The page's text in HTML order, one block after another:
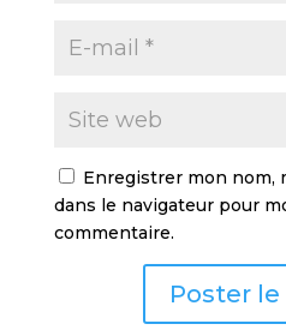
Enregistrer mon nom,
dans le navigateur pour
commentaire.